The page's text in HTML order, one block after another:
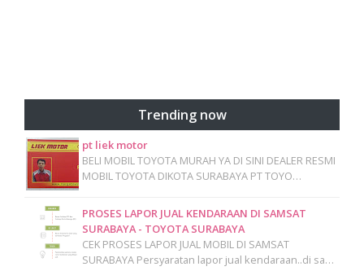
Trending now
pt liek motor
BELI MOBIL TOYOTA MURAH YA DI SINI DEALER RESMI
MOBIL TOYOTA DIKOTA SURABAYA PT TOYO…
PROSES LAPOR JUAL KENDARAAN DI SAMSAT
SURABAYA - TOYOTA SURABAYA
CEK PROSES LAPOR JUAL MOBIL DI SAMSAT
SURABAYA Persyaratan lapor jual kendaraan..di sa…